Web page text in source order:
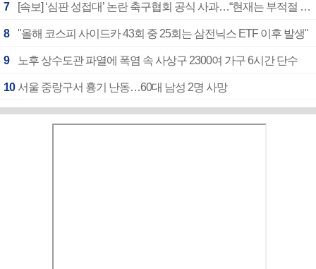
7 [속보] ‘심판 성접대’ 논란 축구협회 공식 사과…“현재는 부적절 행위 없어”
8 "올해 코스피 사이드카 43회 중 25회는 삼전닉스 ETF 이후 발생"
9 노후 상수도관 파열에 폭염 속 사상구 2300여 가구 6시간 단수
10 서울 중랑구서 흉기 난동…60대 남성 2명 사망